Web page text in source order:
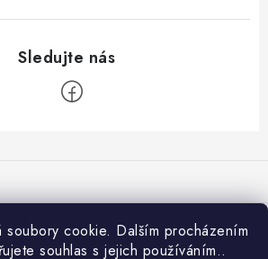
soubory cookie. Dalším procházením
souhlas s jejich používáním..